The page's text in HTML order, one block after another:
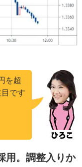
を超
です
用。調整入りか